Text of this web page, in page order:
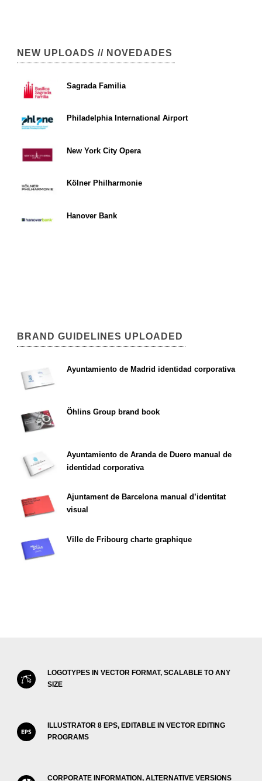
NEW UPLOADS // NOVEDADES
Sagrada Familia
Philadelphia International Airport
New York City Opera
Kölner Philharmonie
Hanover Bank
BRAND GUIDELINES UPLOADED
Ayuntamiento de Madrid identidad corporativa
Öhlins Group brand book
Ayuntamiento de Aranda de Duero manual de
identidad corporativa
Ajuntament de Barcelona manual d’identitat
visual
Ville de Fribourg charte graphique
LOGOTYPES IN VECTOR FORMAT, SCALABLE TO ANY
SIZE
ILLUSTRATOR 8 EPS, EDITABLE IN VECTOR EDITING
PROGRAMS
CORPORATE INFORMATION, ALTERNATIVE VERSIONS